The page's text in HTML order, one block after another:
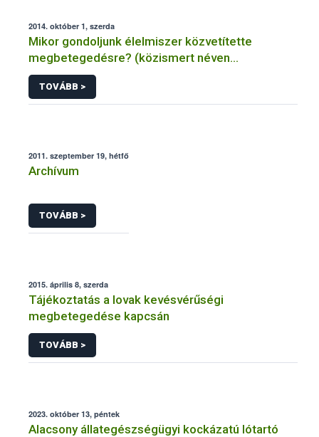
2014. október 1, szerda
Mikor gondoljunk élelmiszer közvetítette
megbetegedésre? (közismert néven
ételmérgezésre, ételfertőzésre)
TOVÁBB >
2011. szeptember 19, hétfő
Archívum
TOVÁBB >
2015. április 8, szerda
Tájékoztatás a lovak kevésvérűségi
megbetegedése kapcsán
TOVÁBB >
2023. október 13, péntek
Alacsony állategészségügyi kockázatú lótartó